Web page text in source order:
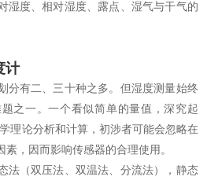
湿度、相对湿度、露点、湿气与干气的
计
分有二、三十种之多。但湿度测量始终
之一。一个看似简单的量值，深究起
理论分析和计算，初涉者可能会忽略在
，因而影响传感器的合理使用。
法（双压法、双温法、分流法），静态